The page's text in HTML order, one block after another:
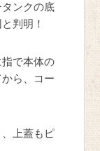
ンクの底
判明！
で本体の
ら、コー
、上蓋もピ